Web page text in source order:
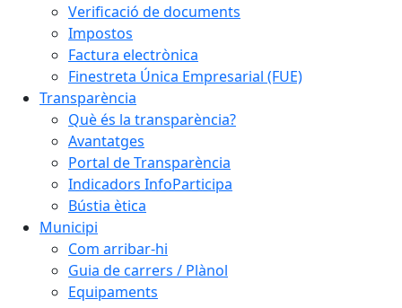
Verificació de documents
Impostos
Factura electrònica
Finestreta Única Empresarial (FUE)
Transparència
Què és la transparència?
Avantatges
Portal de Transparència
Indicadors InfoParticipa
Bústia ètica
Municipi
Com arribar-hi
Guia de carrers / Plànol
Equipaments